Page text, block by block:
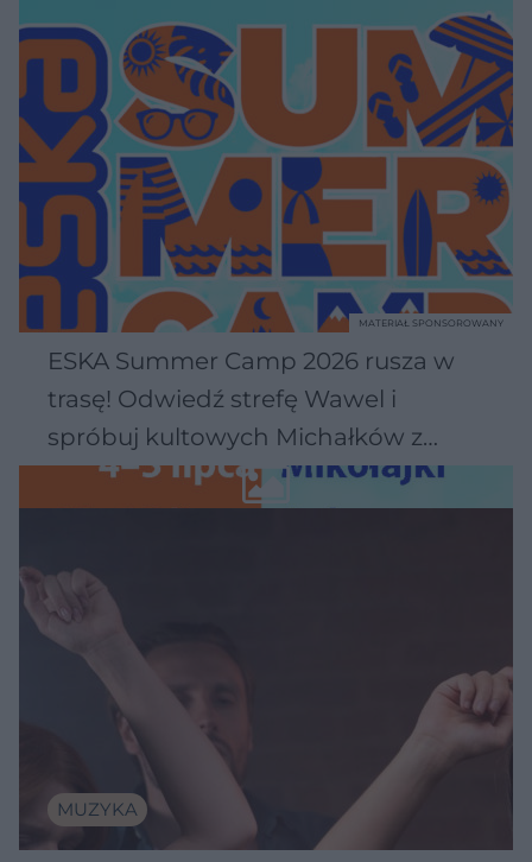
ESKA Summer Camp 2026 rusza w
trasę! Odwiedź strefę Wawel i
spróbuj kultowych Michałków z
Wawelu
MATERIAŁ SPONSOROWANY
MUZYKA